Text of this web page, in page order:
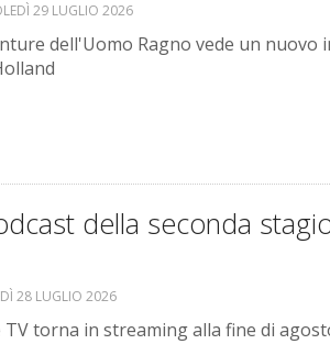
29 LUGLIO 2026
dell'Uomo Ragno vede un nuovo
della seconda
28 LUGLIO 2026
torna in streaming alla fine di